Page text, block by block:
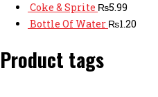
Coke & Sprite ₨5.99
Bottle Of Water ₨1.20
Product tags